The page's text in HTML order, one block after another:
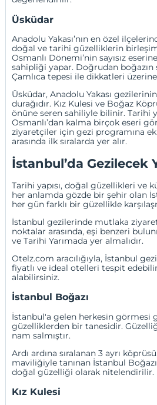
Üsküdar
Anadolu Yakası’nın en özel
doğal ve tarihi güzelliklerin birleşim
Osmanlı Dönemi’nin sayısız
sahipliği yapar. Doğrudan boğazın
Çamlıca tepesi ile dikkatleri
Üsküdar, Anadolu Yakası
durağıdır. Kız Kulesi ve Boğaz
önüne seren sahiliyle bilinir. Tarihi
Osmanlı’dan kalma birçok eseri
ziyaretçiler için gezi programına
arasında ilk sıralarda yer alır.
İstanbul’da Gezilecek
Tarihi yapısı, doğal güzellikleri ve
her anlamda gözde bir şehir olan
her gün farklı bir güzellikle
İstanbul gezilerinde mutlaka
noktalar arasında, eşi benzeri
ve Tarihi Yarımada yer almalıdır.
Otelz.com aracılığıyla, İstanbul
fiyatlı ve ideal otelleri tespit
alabilirsiniz.
İstanbul Boğazı
İstanbul'a gelen herkesin görmesi
güzelliklerden bir tanesidir.
nam salmıştır.
Ardı ardına sıralanan 3 ayrı
maviliğiyle tanınan İstanbul
doğal güzelliği olarak nitelendirilir.
Kız Kulesi